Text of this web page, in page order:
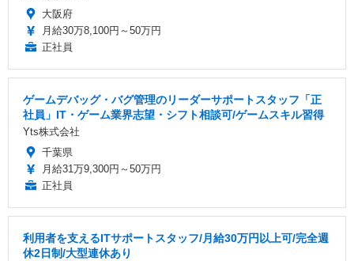
大阪府
月給30万8,100円～50万円
正社員
ゲームデバッグ・バグ管理のリーダーサポートスタッフ「正
社員」IT・ゲーム業界志望・シフト相談可/ゲームスキル習得
Yts株式会社
千葉県
月給31万9,300円～50万円
正社員
利用者を支えるITサポートスタッフ/月給30万円以上可/完全週
休2日制/大型連休あり